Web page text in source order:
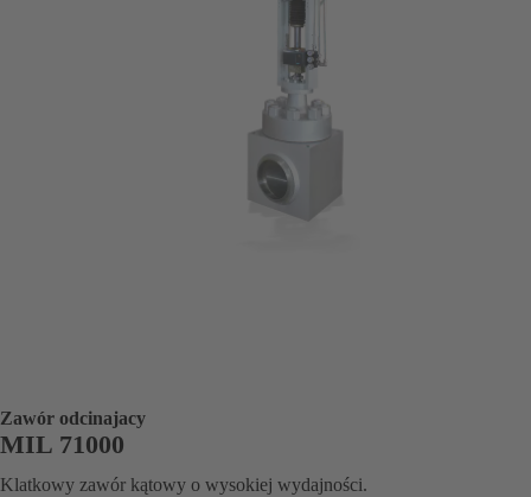
Zawór odcinajacy
MIL 71000
Klatkowy zawór kątowy o wysokiej wydajności.